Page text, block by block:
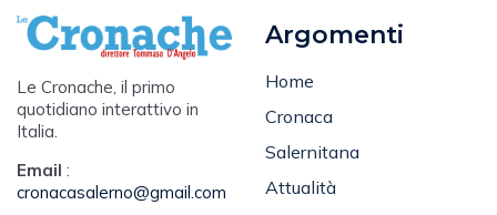
Le Cronache, il primo
quotidiano interattivo in
Italia.
Email :
cronacasalerno@gmail.com
Argomenti
Home
Cronaca
Salernitana
Attualità